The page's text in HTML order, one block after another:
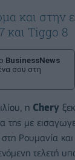
και στην
και Tiggo 8
BusinessNews
σου στη
η Chery
της με
Ρουμανία
τελετή